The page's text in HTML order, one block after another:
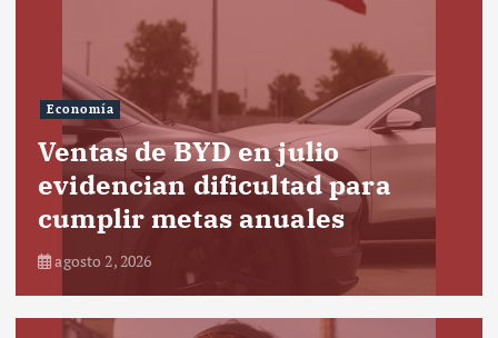
Economía
Ventas de BYD en julio
evidencian dificultad para
cumplir metas anuales
agosto 2, 2026